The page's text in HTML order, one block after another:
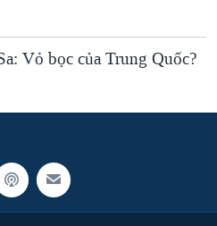
Vỏ bọc của Trung Quốc?